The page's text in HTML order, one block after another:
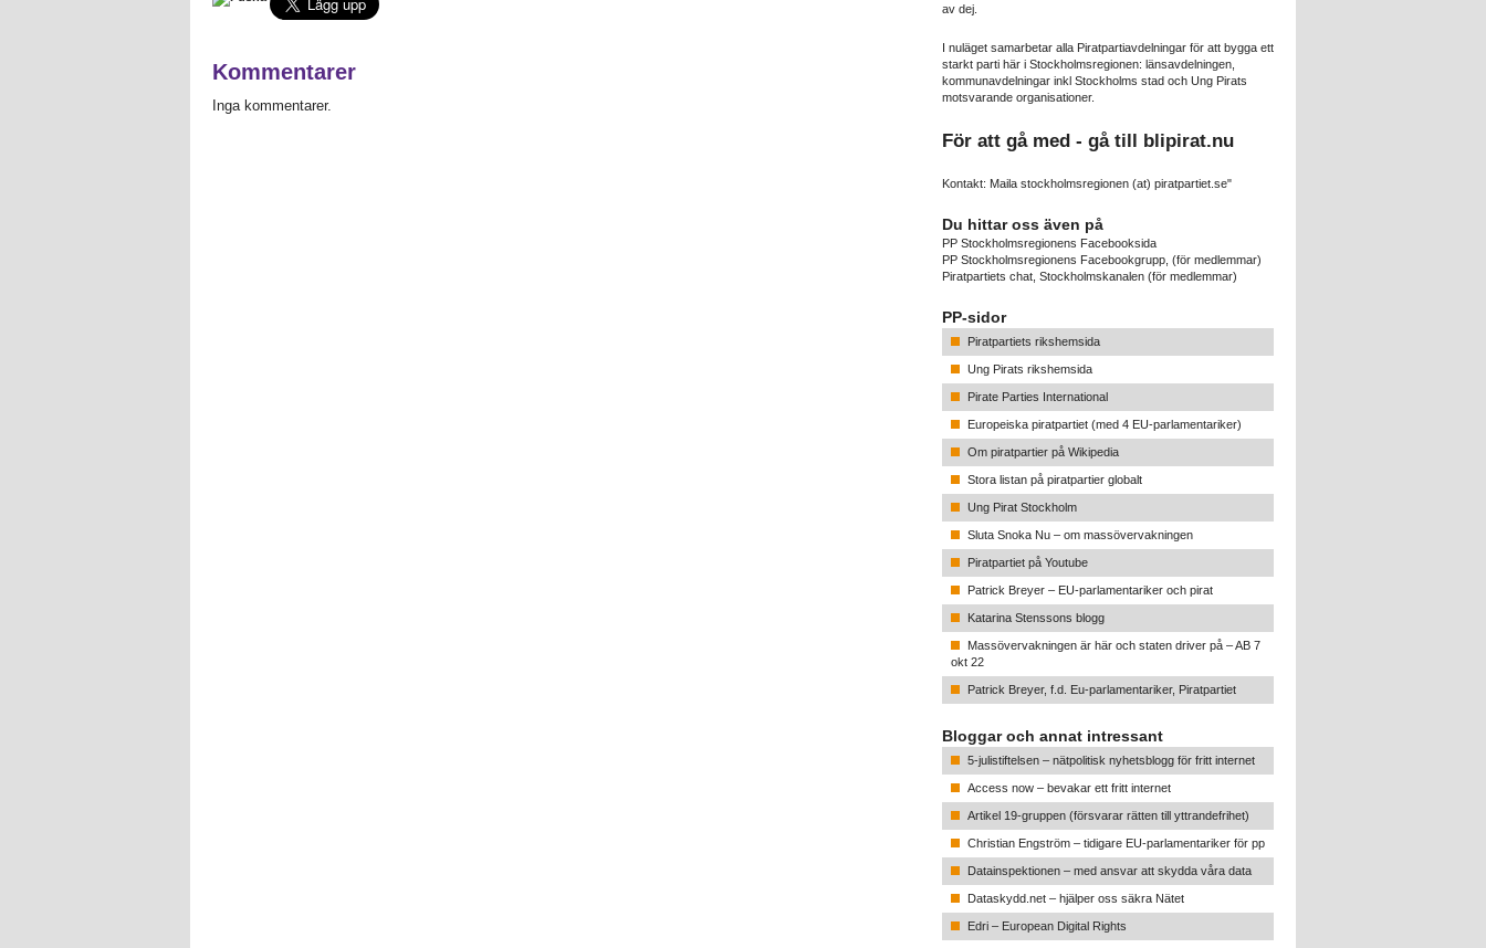
Kommentarer
Inga kommentarer.
av dej.
I nuläget samarbetar alla Piratpartiavdelningar för att bygga ett
starkt parti här i Stockholmsregionen: länsavdelningen,
kommunavdelningar inkl Stockholms stad och Ung Pirats
motsvarande organisationer.
För att gå med - gå till blipirat.nu
Kontakt: Maila stockholmsregionen (at) piratpartiet.se"
Du hittar oss även på
PP Stockholmsregionens Facebooksida
PP Stockholmsregionens Facebookgrupp , (för medlemmar)
Piratpartiets chat, Stockholmskanalen (för medlemmar)
PP-sidor
Piratpartiets rikshemsida
Ung Pirats rikshemsida
Pirate Parties International
Europeiska piratpartiet (med 4 EU-parlamentariker)
Om piratpartier på Wikipedia
Stora listan på piratpartier globalt
Ung Pirat Stockholm
Sluta Snoka Nu – om massövervakningen
Piratpartiet på Youtube
Patrick Breyer – EU-parlamentariker och pirat
Katarina Stenssons blogg
Massövervakningen är här och staten driver på – AB 7
okt 22
Patrick Breyer, f.d. Eu-parlamentariker, Piratpartiet
Bloggar och annat intressant
5-julistiftelsen – nätpolitisk nyhetsblogg för fritt internet
Access now – bevakar ett fritt internet
Artikel 19-gruppen (försvarar rätten till yttrandefrihet)
Christian Engström – tidigare EU-parlamentariker för pp
Datainspektionen – med ansvar att skydda våra data
Dataskydd.net – hjälper oss säkra Nätet
Edri – European Digital Rights